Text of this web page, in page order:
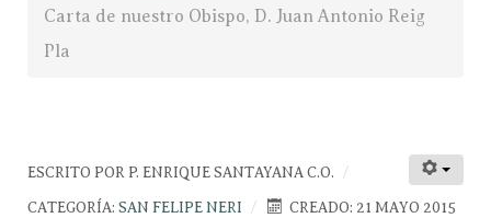
Carta de nuestro Obispo, D. Juan Antonio Reig
Pla
ESCRITO POR P. ENRIQUE SANTAYANA C.O.
CATEGORÍA: SAN FELIPE NERI CREADO: 21 MAYO 2015